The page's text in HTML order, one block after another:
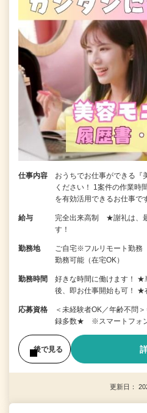
仕事内容
おうちでお仕事ができる『
ください！ 1案件の作業時
を有効活用できるお仕事
給与
完全出来高制 ★謝礼は、
す！
勤務地
ご自宅※フルリモート勤務
勤務可能（在宅OK）
勤務時間
好きな時間に働けます！
後、即お仕事開始も可！
応募資格
＜未経験者OK／年齢不問
録多数★ ※スマートフォン
後で見る
更新日：